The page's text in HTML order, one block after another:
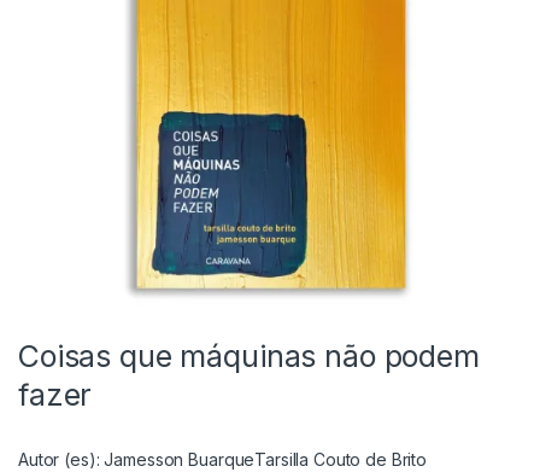
Coisas que máquinas não podem
fazer
Autor (es): Jamesson BuarqueTarsilla Couto de Brito